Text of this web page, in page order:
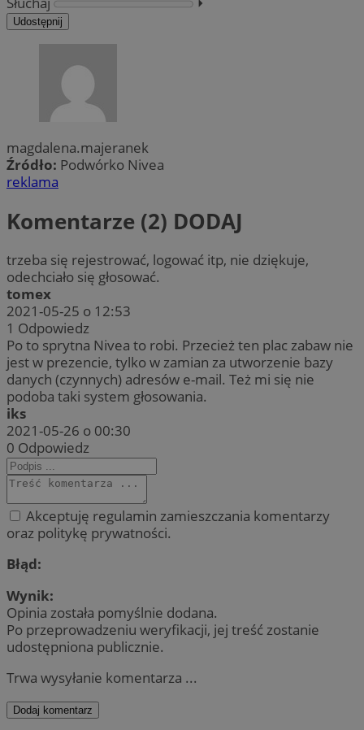
Udostępnij
magdalena.majeranek
Źródło: Podwórko Nivea
reklama
Komentarze (2) DODAJ
trzeba się rejestrować, logować itp, nie dziękuje,
odechciało się głosować.
tomex
2021-05-25 o 12:53
1 Odpowiedz
Po to sprytna Nivea to robi. Przecież ten plac zabaw nie
jest w prezencie, tylko w zamian za utworzenie bazy
danych (czynnych) adresów e-mail. Też mi się nie
podoba taki system głosowania.
iks
2021-05-26 o 00:30
0 Odpowiedz
Akceptuję regulamin zamieszczania komentarzy
oraz politykę prywatności.
Błąd:
Wynik:
Opinia została pomyślnie dodana.
Po przeprowadzeniu weryfikacji, jej treść zostanie
udostępniona publicznie.
Trwa wysyłanie komentarza ...
Dodaj komentarz